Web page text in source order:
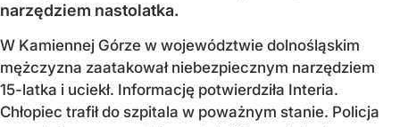
narzędziem nastolatka.
W Kamiennej Górze w województwie dolnośląskim
mężczyzna zaatakował niebezpiecznym narzędziem
15-latka i uciekł. Informację potwierdziła Interia.
Chłopiec trafił do szpitala w poważnym stanie. Policja